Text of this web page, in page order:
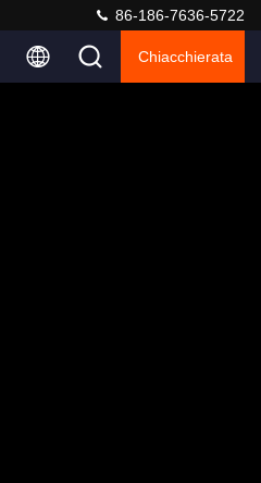
86-186-7636-5722
Chiacchierata